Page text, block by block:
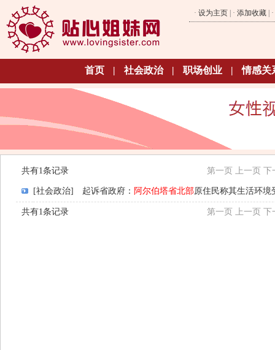
· 设为主页 | · 添加收藏 | ·
首页 | 社会政治 | 职场创业 | 情感关
共有1条记录 第一页 上一页 下
[社会政治] 起诉省政府： 阿尔伯塔省北部原住民称其生活环境
共有1条记录 第一页 上一页 下